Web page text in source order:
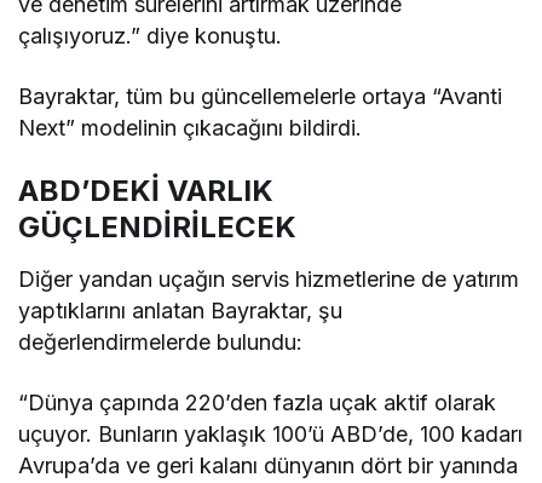
çalışıyoruz.” diye konuştu.
Bayraktar, tüm bu güncellemelerle ortaya “Avanti
Next” modelinin çıkacağını bildirdi.
ABD’DEKİ VARLIK
GÜÇLENDİRİLECEK
Diğer yandan uçağın servis hizmetlerine de yatırım
yaptıklarını anlatan Bayraktar, şu
değerlendirmelerde bulundu:
“Dünya çapında 220’den fazla uçak aktif olarak
uçuyor. Bunların yaklaşık 100’ü ABD’de, 100 kadarı
Avrupa’da ve geri kalanı dünyanın dört bir yanında